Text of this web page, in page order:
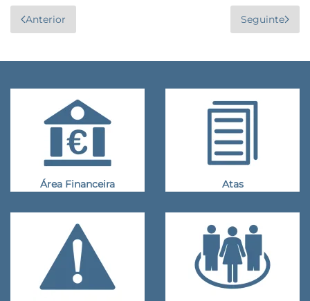
Anterior Seguinte
Área Financeira Atas